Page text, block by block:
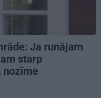
Ja runājam
starp
nozīme